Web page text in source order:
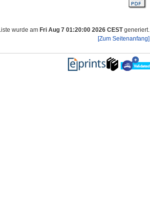
wurde am Fri Aug 7 01:20:00 2026 CESTgeneriert.
[Zum Seitenanfang]